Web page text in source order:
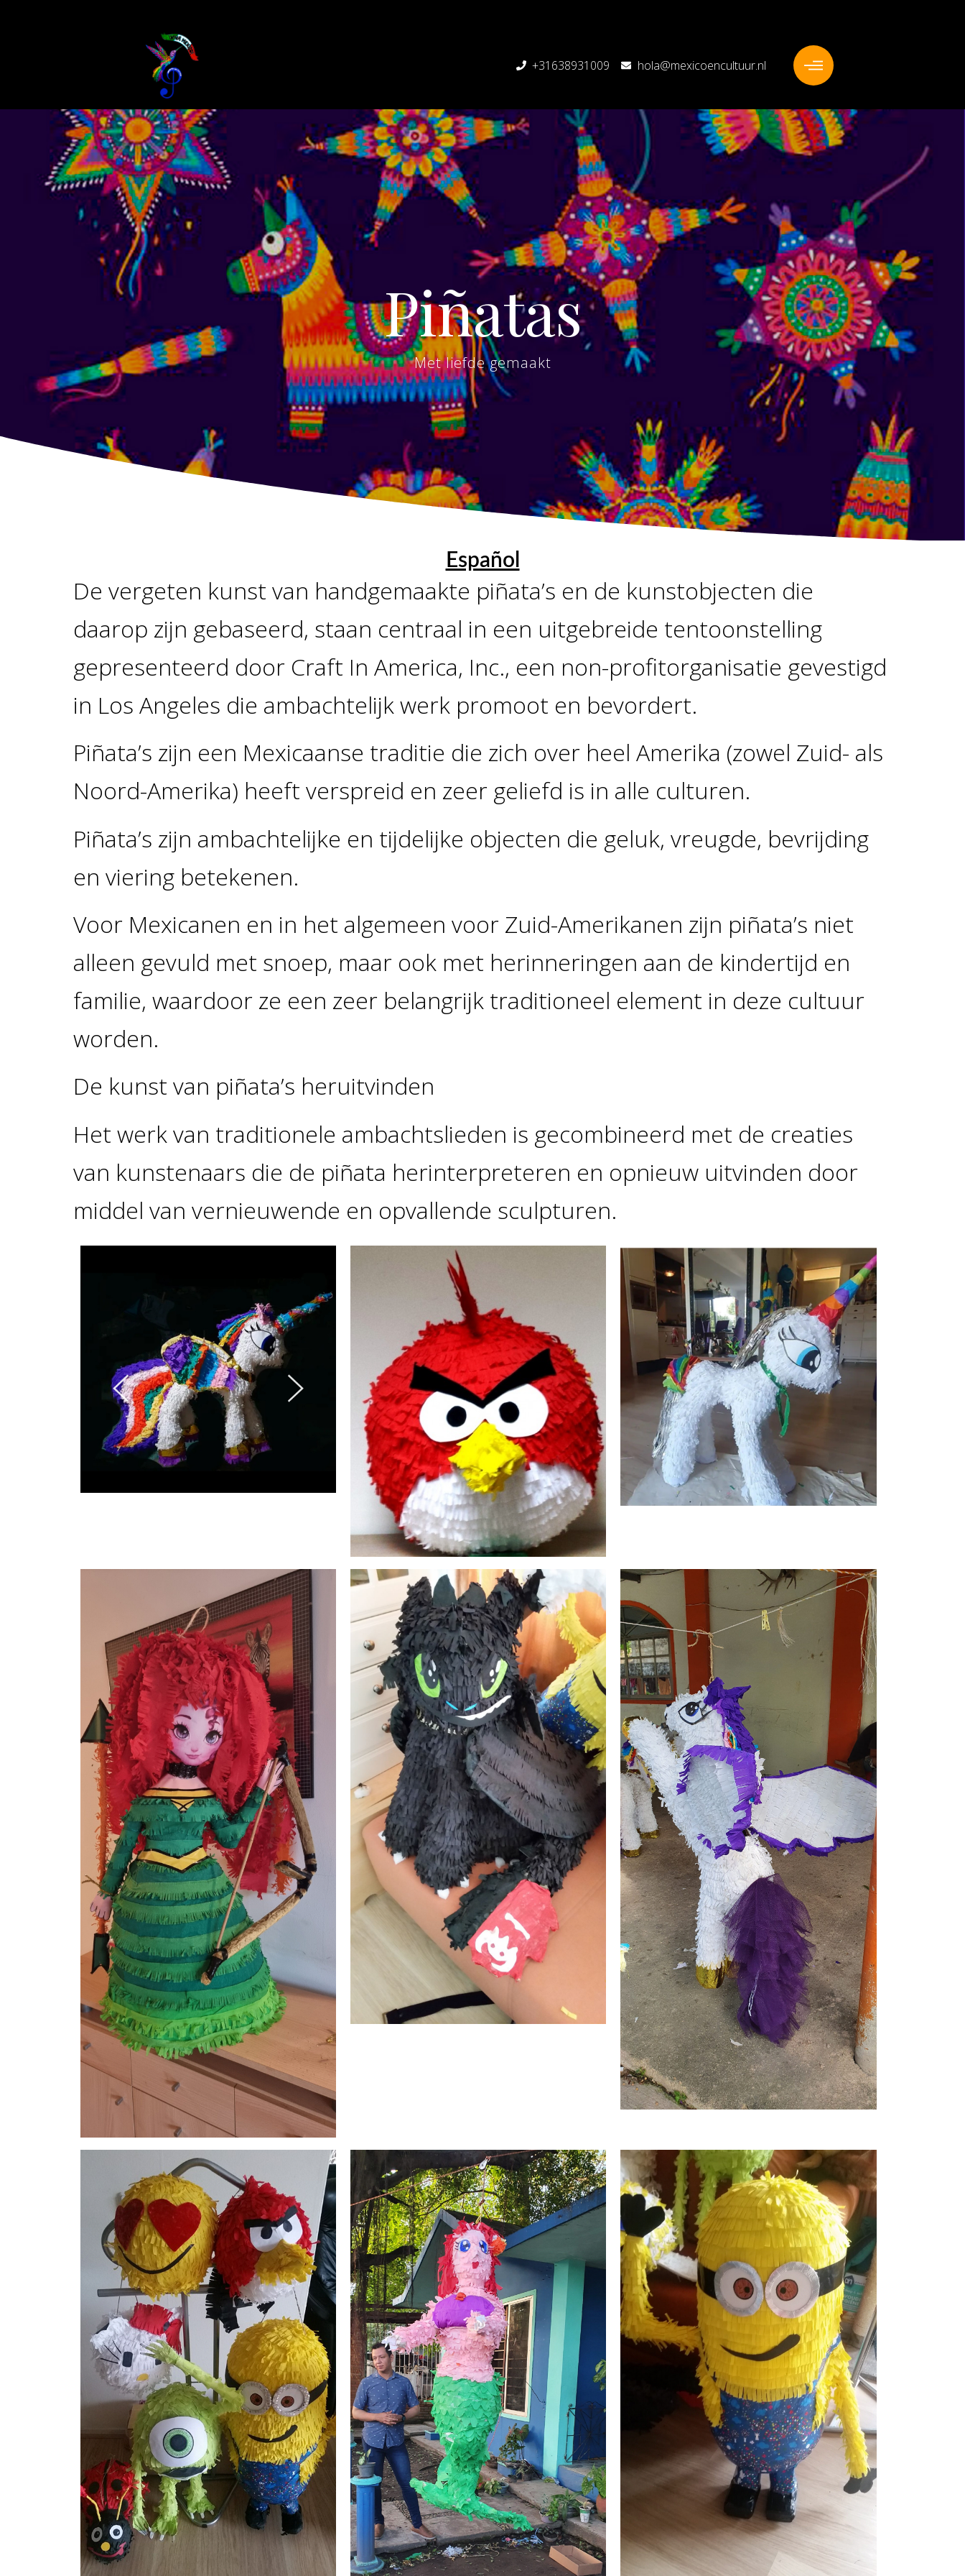
+31638931009 hola@mexicoencultuur.nl
Piñatas
Met liefde gemaakt
Español
De vergeten kunst van handgemaakte piñata’s en de kunstobjecten die
daarop zijn gebaseerd, staan centraal in een uitgebreide tentoonstelling
gepresenteerd door Craft In America, Inc., een non-profitorganisatie gevestigd
in Los Angeles die ambachtelijk werk promoot en bevordert.
Piñata’s zijn een Mexicaanse traditie die zich over heel Amerika (zowel Zuid- als
Noord-Amerika) heeft verspreid en zeer geliefd is in alle culturen.
Piñata’s zijn ambachtelijke en tijdelijke objecten die geluk, vreugde, bevrijding
en viering betekenen.
Voor Mexicanen en in het algemeen voor Zuid-Amerikanen zijn piñata’s niet
alleen gevuld met snoep, maar ook met herinneringen aan de kindertijd en
familie, waardoor ze een zeer belangrijk traditioneel element in deze cultuur
worden.
De kunst van piñata’s heruitvinden
Het werk van traditionele ambachtslieden is gecombineerd met de creaties
van kunstenaars die de piñata herinterpreteren en opnieuw uitvinden door
middel van vernieuwende en opvallende sculpturen.